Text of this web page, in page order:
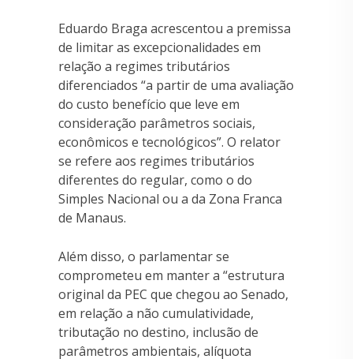
Eduardo Braga acrescentou a premissa
de limitar as excepcionalidades em
relação a regimes tributários
diferenciados “a partir de uma avaliação
do custo benefício que leve em
consideração parâmetros sociais,
econômicos e tecnológicos”. O relator
se refere aos regimes tributários
diferentes do regular, como o do
Simples Nacional ou a da Zona Franca
de Manaus.
Além disso, o parlamentar se
comprometeu em manter a “estrutura
original da PEC que chegou ao Senado,
em relação a não cumulatividade,
tributação no destino, inclusão de
parâmetros ambientais, alíquota